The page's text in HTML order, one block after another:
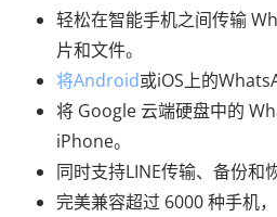
轻松在智能手机之间传输
片和文件。
将Android或iOS上的
将 Google 云端硬盘中的
iPhone。
同时支持LINE传输、备份和
完美兼容超过 6000 种手机